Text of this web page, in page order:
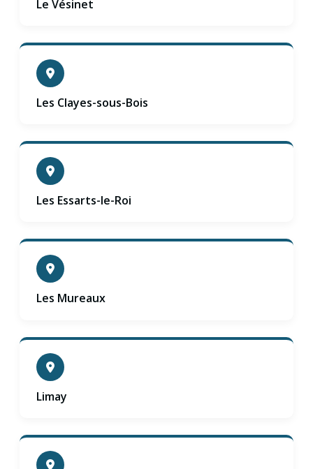
Le Vésinet
Les Clayes-sous-Bois
Les Essarts-le-Roi
Les Mureaux
Limay